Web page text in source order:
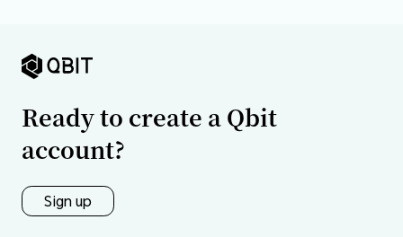
Ready to create a Qbit
account?
Sign up